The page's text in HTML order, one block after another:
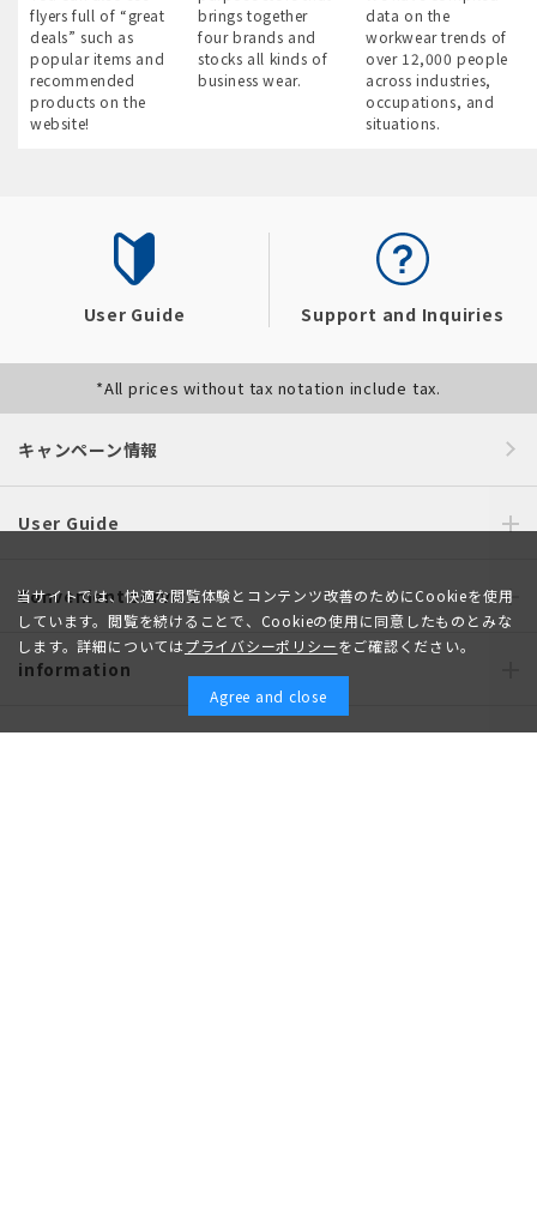
flyers full of “great
deals” such as
popular items and
recommended
products on the
website!
brings together
four brands and
stocks all kinds of
business wear.
data on the
workwear trends of
over 12,000 people
across industries,
occupations, and
situations.
User Guide Support and Inquiries
*All prices without tax notation include tax.
キャンペーン情報
User Guide
Convenient service
information
当サイトでは、快適な閲覧体験とコンテンツ改善のためにCookieを使用
しています。閲覧を続けることで、Cookieの使用に同意したものとみな
します。詳細についてはプライバシーポリシーをご確認ください。
Agree and close